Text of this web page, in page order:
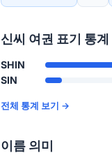
신씨 여권 표기 통계
SHIN
SIN
전체 통계 보기 →
이름 의미